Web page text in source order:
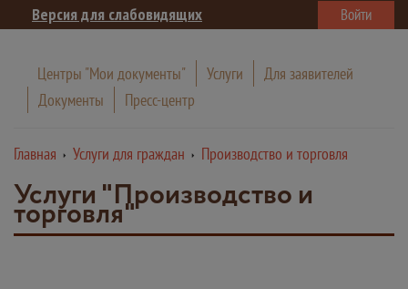
Версия для слабовидящих Войти
Центры "Мои документы" Услуги
Для заявителей
Документы
Пресс-центр
Главная Услуги для граждан Производство и торговля
Услуги "Производство и
торговля"